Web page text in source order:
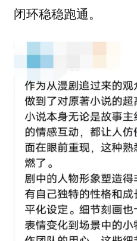
闭环稳稳跑通。